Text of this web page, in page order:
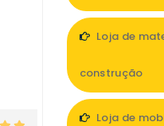
Loja de
construção
Loja de